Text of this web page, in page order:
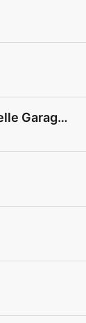
Ruedi Rüssel Tankstelle Garage Elmiger AG